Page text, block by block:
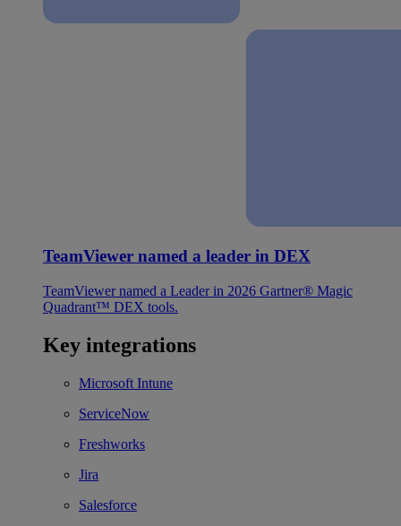
TeamViewer named a leader in DEX
TeamViewer named a Leader in 2026 Gartner® Magic
Quadrant™ DEX tools.
Key integrations
Microsoft Intune
ServiceNow
Freshworks
Jira
Salesforce